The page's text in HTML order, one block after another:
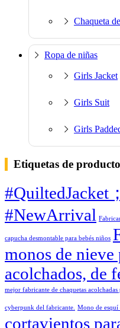
Chaqueta
Ropa de niñas
Girls Jacket
Girls Suit
Girls
Etiquetas de producto
#QuiltedJacket
#NewArrival
capucha desmontable para bebés niños
monos de nieve
acolchados, de
mejor fabricante de chaquetas acolchadas
cyberpunk del fabricante. Mono de esquí
cortavientos